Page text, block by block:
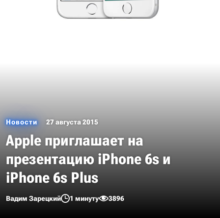
Новости 27 августа 2015
Apple приглашает на
презентацию iPhone 6s и
iPhone 6s Plus
Вадим Зарецкий 1 минуту 3896